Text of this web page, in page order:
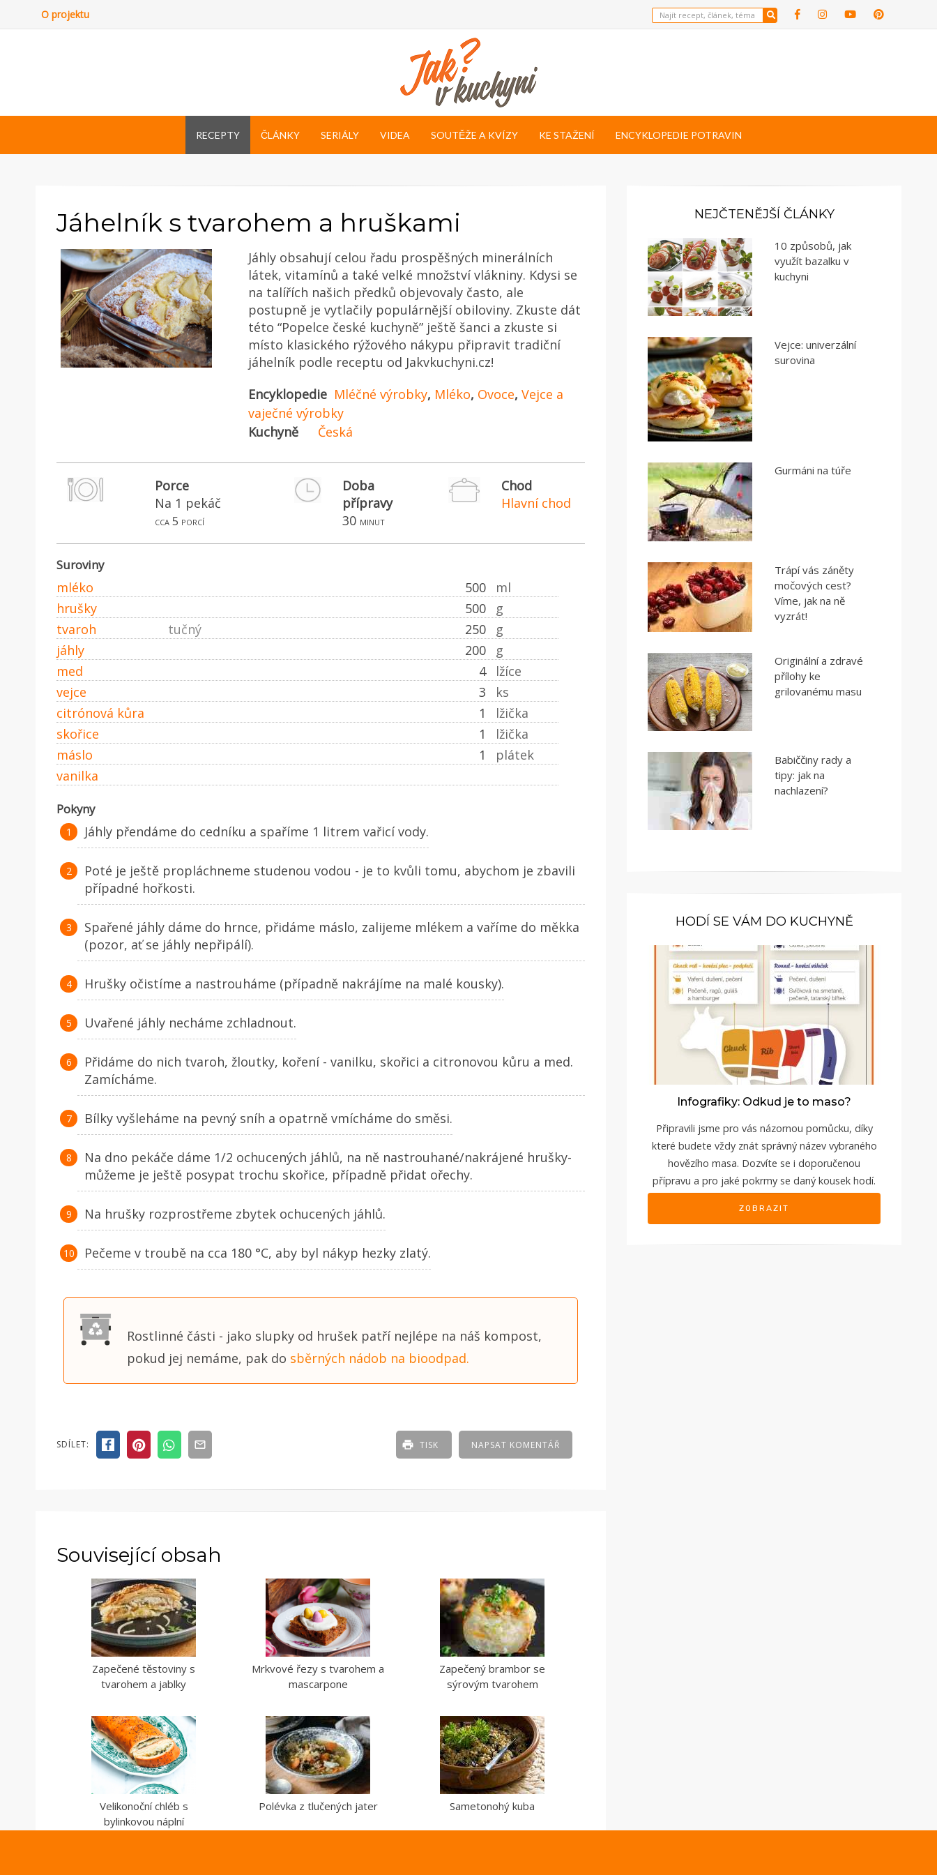
O projektu
RECEPTY ČLÁNKY SERIÁLY VIDEA SOUTĚŽE A KVÍZY KE STAŽENÍ ENCYKLOPEDIE POTRAVIN
Jáhelník s tvarohem a hruškami
Jáhly obsahují celou řadu prospěšných minerálních
látek, vitamínů a také velké množství vlákniny. Kdysi se
na talířích našich předků objevovaly často, ale
postupně je vytlačily populárnější obiloviny. Zkuste dát
této “Popelce české kuchyně” ještě šanci a zkuste si
místo klasického rýžového nákypu připravit tradiční
jáhelník podle receptu od Jakvkuchyni.cz!
Encyklopedie Mléčné výrobky, Mléko, Ovoce, Vejce a
vaječné výrobky
Kuchyně
Česká
Porce
Na 1 pekáč
cca 5 porcí
Doba
přípravy
30 minut
Chod
Hlavní chod
Suroviny
mléko 500
ml
hrušky
500
g
tvaroh
250 g
tučný
jáhly
200
g
med
4
lžíce
vejce
3
ks
citrónová kůra
1
lžička
skořice
1
lžička
máslo
1
plátek
vanilka
Pokyny
Jáhly přendáme do cedníku a spaříme 1 litrem vařicí vody.
Poté je ještě propláchneme studenou vodou - je to kvůli tomu, abychom je zbavili
případné hořkosti.
Spařené jáhly dáme do hrnce, přidáme máslo, zalijeme mlékem a vaříme do měkka
(pozor, ať se jáhly nepřipálí).
Hrušky očistíme a nastrouháme (případně nakrájíme na malé kousky).
Uvařené jáhly necháme zchladnout.
Přidáme do nich tvaroh, žloutky, koření - vanilku, skořici a citronovou kůru a med.
Zamícháme.
Bílky vyšleháme na pevný sníh a opatrně vmícháme do směsi.
Na dno pekáče dáme 1/2 ochucených jáhlů, na ně nastrouhané/nakrájené hrušky-
můžeme je ještě posypat trochu skořice, případně přidat ořechy.
Na hrušky rozprostřeme zbytek ochucených jáhlů.
Pečeme v troubě na cca 180 °C, aby byl nákyp hezky zlatý.
Rostlinné části - jako slupky od hrušek patří nejlépe na náš kompost,
pokud jej nemáme, pak do sběrných nádob na bioodpad.
SDÍLET: NAPSAT KOMENTÁŘ
TISK
Související obsah
Zapečené těstoviny s
tvarohem a jablky
Mrkvové řezy s tvarohem a
mascarpone
Zapečený brambor se
sýrovým tvarohem
Velikonoční chléb s
bylinkovou náplní
Polévka z tlučených jater Sametonohý kuba
NEJČTENĚJŠÍ ČLÁNKY
10 způsobů, jak
využít bazalku v
kuchyni
Vejce: univerzální
surovina
Gurmáni na túře
Trápí vás záněty
močových cest?
Víme, jak na ně
vyzrát!
Originální a zdravé
přílohy ke
grilovanému masu
Babiččiny rady a
tipy: jak na
nachlazení?
HODÍ SE VÁM DO KUCHYNĚ
Infografiky: Odkud je to maso?
Připravili jsme pro vás názornou pomůcku, díky
které budete vždy znát správný název vybraného
hovězího masa. Dozvíte se i doporučenou
přípravu a pro jaké pokrmy se daný kousek hodí.
ZOBRAZIT